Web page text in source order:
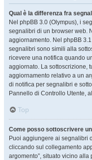
Qual è la differenza fra
Nel phpBB 3.0 (Olympus), i
segnalibri di un browser web.
aggiornamento. Nel phpBB
segnalibri sono simili alla
ricevere una notifica quando
aggiornato. La sottoscrizione,
aggiornamento relativo a un
di notifica per segnalibri e
Pannello di Controllo Utente,
Top
Come posso sottoscrivere
Puoi aggiungere ai segnalibri
cliccando sul collegamento
argomento”, situato vicino